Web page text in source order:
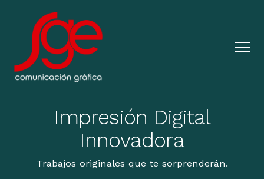
Impresión Digital
Innovadora
Trabajos originales que te sorprenderán.